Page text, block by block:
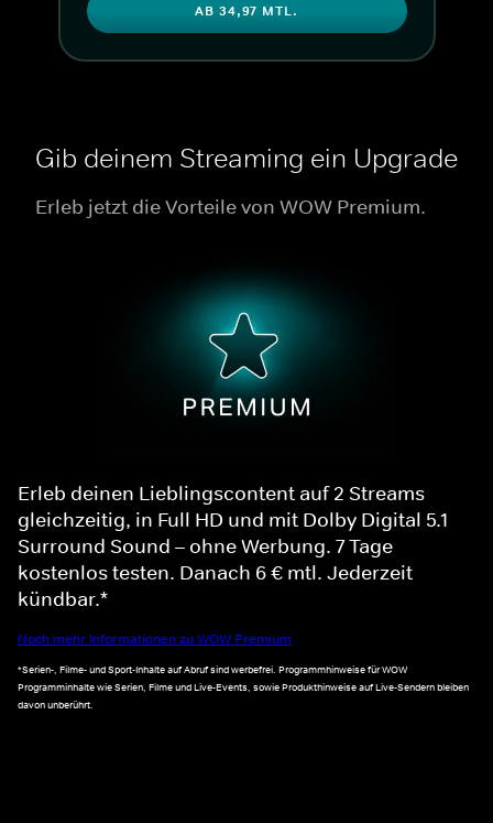
AB 34,97 MTL.
Gib deinem Streaming ein Upgrade
Erleb jetzt die Vorteile von WOW Premium.
Erleb deinen Lieblingscontent auf 2 Streams
gleichzeitig, in Full HD und mit Dolby Digital 5.1
Surround Sound – ohne Werbung. 7 Tage
kostenlos testen. Danach 6 € mtl. Jederzeit
kündbar.*
Noch mehr Informationen zu WOW Premium
*Serien-, Filme- und Sport-Inhalte auf Abruf sind werbefrei. Programmhinweise für WOW
Programminhalte wie Serien, Filme und Live-Events, sowie Produkthinweise auf Live-Sendern bleiben
davon unberührt.